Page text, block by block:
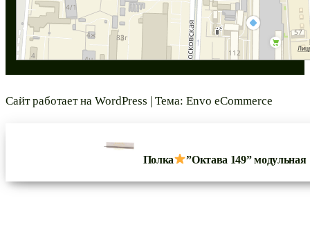
Сайт работает на WordPress | Тема: Envo eCommerce
Полка ”Октава 149” модульная